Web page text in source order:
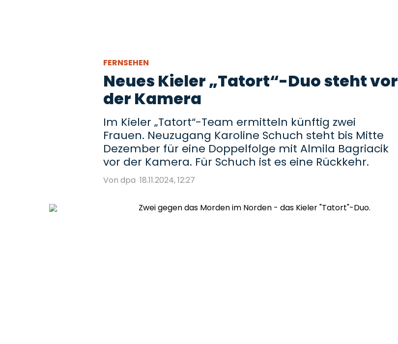
FERNSEHEN
Neues Kieler „Tatort“-Duo steht vor
der Kamera
Im Kieler „Tatort“-Team ermitteln künftig zwei
Frauen. Neuzugang Karoline Schuch steht bis Mitte
Dezember für eine Doppelfolge mit Almila Bagriacik
vor der Kamera. Für Schuch ist es eine Rückkehr.
Von dpa 18.11.2024, 12:27